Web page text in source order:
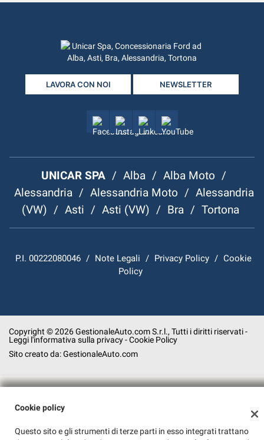
LAVORA CON NOI NEWSLETTER
UNICAR SPA / Alba / Alba Moto /
Alessandria / Alessandria Moto / Alessandria
(VW) / Asti / Asti (VW) / Bra / Tortona
P.I. 00222080046 / Note Legali / Privacy Policy / Cookie
Policy
Copyright © 2026 GestionaleAuto.com S.r.l., Tutti i diritti riservati -
Leggi l'informativa sulla privacy-Cookie Policy
Sito creato da:GestionaleAuto.com
Cookie policy
Questo sito e gli strumenti di terze parti in esso integrati trattano